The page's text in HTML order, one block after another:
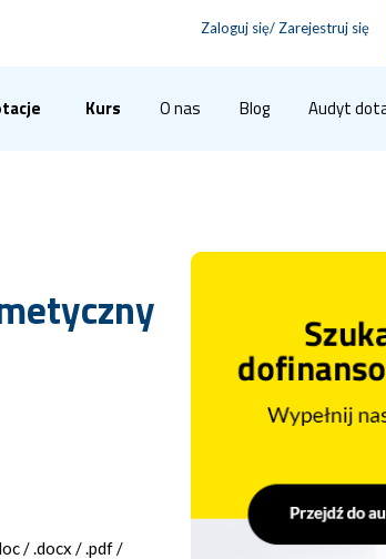
Zaloguj się/ Zarejestruj się
Kurs O nas Blog Audyt
/ .docx / .pdf /